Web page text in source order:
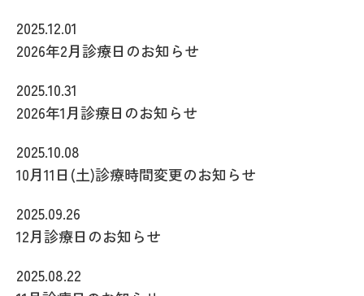
2025.12.01
2026年2月診療日のお知らせ
2025.10.31
2026年1月診療日のお知らせ
2025.10.08
10月11日(土)診療時間変更のお知らせ
2025.09.26
12月診療日のお知らせ
2025.08.22